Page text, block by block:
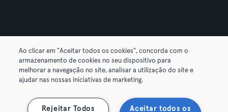
© 2026 Urban Sports Group GmbH. All rights reserved.
Termos & Condições Privacidade
Rescindir contratos aqui Cancelar contratos aqui
Ao clicar em "Aceitar todos os cookies", concorda com o
armazenamento de cookies no seu dispositivo para
melhorar a navegação no site, analisar a utilização do site e
ajudar nas nossas iniciativas de marketing.
Aceitar todos os
Rejeitar Todos